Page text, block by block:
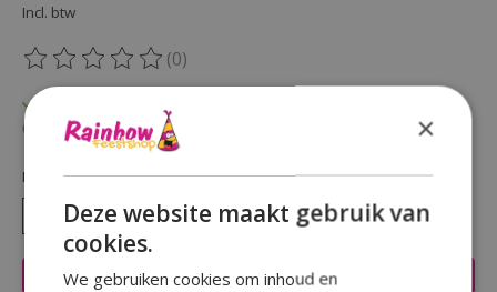
Incl. btw
De beoordeling van dit product is
(0)
Beschikbaarheid in de winkel controleren
Hoeveelheid:
Toevoegen aan winkelwagen
×
Deze website maakt gebruik van
cookies.
We gebruiken cookies om inhoud en